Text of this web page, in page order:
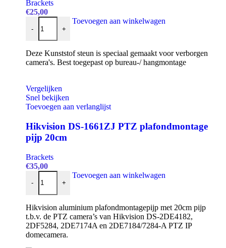
Brackets
€25,00
-
DS-1291ZJ-BL Verborgen camera mount aantal
+
Toevoegen aan winkelwagen
Deze Kunststof steun is speciaal gemaakt voor verborgen
camera's. Best toegepast op bureau-/ hangmontage
Vergelijken
Snel bekijken
Toevoegen aan verlanglijst
Hikvision DS-1661ZJ PTZ plafondmontage
pijp 20cm
Brackets
€35,00
-
Hikvision DS-1661ZJ PTZ plafondmontage pijp 20cm aantal
+
Toevoegen aan winkelwagen
Hikvision aluminium plafondmontagepijp met 20cm pijp
t.b.v. de PTZ camera’s van Hikvision DS-2DE4182,
2DF5284, 2DE7174A en 2DE7184/7284-A PTZ IP
domecamera.